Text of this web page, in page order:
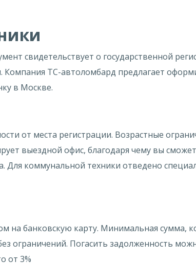
свидетельствует о государственной
Компания ТС-автоломбард предлагает
в Москве.
от места регистрации. Возрастные
выездной офис, благодаря чему вы
Для коммунальной техники отведено
на банковскую карту. Минимальная сумма,
ограничений. Погасить задолженность
от 3%